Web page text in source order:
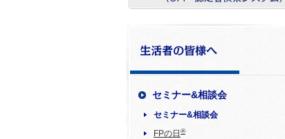
セミナー&相談会
セミナー&相談会
FPの日 ®